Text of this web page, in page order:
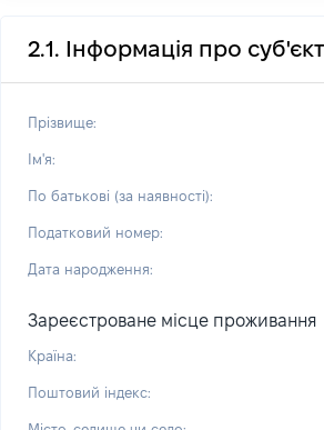
2.1. Інформація про
Прізвище:
Ім'я:
По батькові (за наявності):
Податковий номер:
Дата народження:
Зареєстроване місце проживання
Країна:
Поштовий індекс: